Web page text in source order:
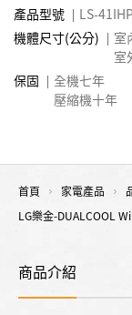
產品型號
LS-41IHP
機體尺寸(公分)
室
室
保固
全機七年
壓縮機十年
首頁 家電產品
LG樂金-DUALCOOL
商品介紹